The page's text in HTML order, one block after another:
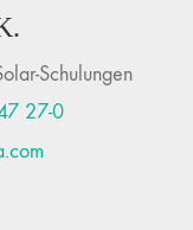
Schulungen
27-0